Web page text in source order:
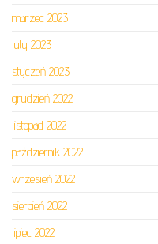
marzec 2023
luty 2023
styczeń 2023
grudzień 2022
listopad 2022
październik 2022
wrzesień 2022
sierpień 2022
lipiec 2022